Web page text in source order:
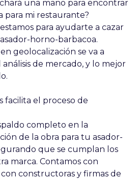
una mano para encontrar
para mi restaurante?
para ayudarte a cazar
horno-barbacoa.
geolocalización se va a
de mercado, y lo mejor
facilita el proceso de
completo en la
de la obra para tu asador-
que se cumplan los
marca. Contamos con
constructoras y firmas de